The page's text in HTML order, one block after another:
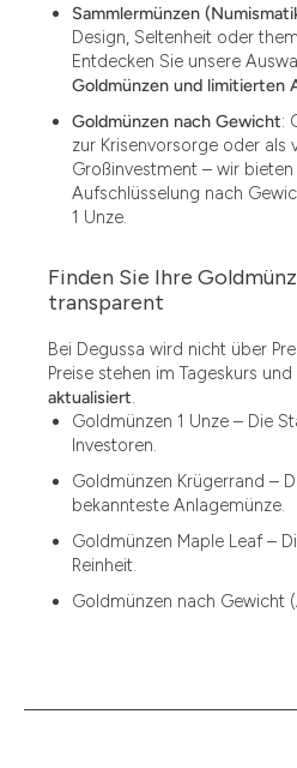
1.49
1.87
12.15
13.77
15.55
15.60
Sammlermünzen
Design, Seltenheit oder
Entdecken Sie unsere
Goldmünzen und limitierten
Goldmünzen nach Gewicht:
zur Krisenvorsorge oder als
Großinvestment – wir
Aufschlüsselung nach
1 Unze.
Finden Sie Ihre
transparent
Bei Degussa wird nicht über
Preise stehen im Tageskurs
aktualisiert.
Goldmünzen 1 Unze – Die
Investoren.
Goldmünzen Krügerrand –
bekannteste Anlagemünze.
Goldmünzen Maple Leaf –
Reinheit.
Goldmünzen nach Gewicht